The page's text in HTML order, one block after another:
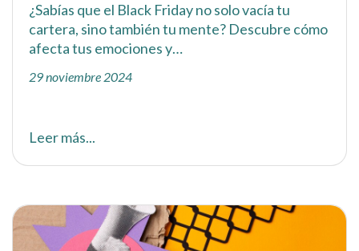
¿Sabías que el Black Friday no solo vacía tu
cartera, sino también tu mente? Descubre cómo
afecta tus emociones y…
29 noviembre 2024
Leer más...